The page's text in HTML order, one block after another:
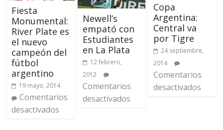
Fiesta
Monumental:
River Plate es
el nuevo
campeón del
fútbol
argentino
19 mayo, 2014
Comentarios
desactivados
Newell’s
empató con
Estudiantes
en La Plata
12 febrero,
2012
Comentarios
desactivados
Copa
Argentina:
Central va
por Tigre
24 septiembre,
2014
Comentarios
desactivados